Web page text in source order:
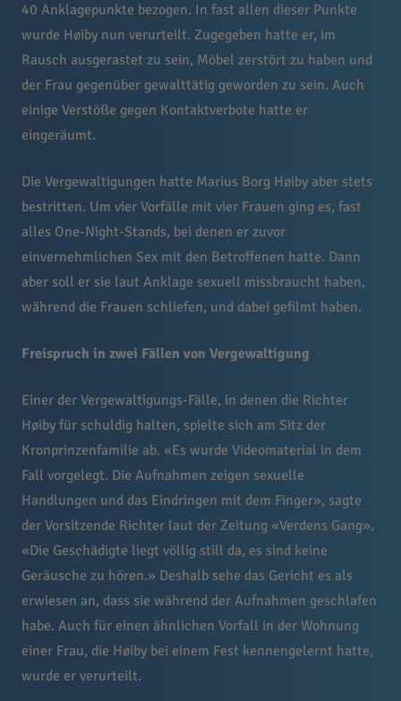
40 Anklagepunkte bezogen. In fast allen dieser Punkte
wurde Høiby nun verurteilt. Zugegeben hatte er, im
Rausch ausgerastet zu sein, Möbel zerstört zu haben und
der Frau gegenüber gewalttätig geworden zu sein. Auch
einige Verstöße gegen Kontaktverbote hatte er
eingeräumt.
Die Vergewaltigungen hatte Marius Borg Høiby aber stets
bestritten. Um vier Vorfälle mit vier Frauen ging es, fast
alles One-Night-Stands, bei denen er zuvor
einvernehmlichen Sex mit den Betroffenen hatte. Dann
aber soll er sie laut Anklage sexuell missbraucht haben,
während die Frauen schliefen, und dabei gefilmt haben.
Freispruch in zwei Fällen von Vergewaltigung
Einer der Vergewaltigungs-Fälle, in denen die Richter
Høiby für schuldig halten, spielte sich am Sitz der
Kronprinzenfamilie ab. «Es wurde Videomaterial in dem
Fall vorgelegt. Die Aufnahmen zeigen sexuelle
Handlungen und das Eindringen mit dem Finger», sagte
der Vorsitzende Richter laut der Zeitung «Verdens Gang».
«Die Geschädigte liegt völlig still da, es sind keine
Geräusche zu hören.» Deshalb sehe das Gericht es als
erwiesen an, dass sie während der Aufnahmen geschlafen
habe. Auch für einen ähnlichen Vorfall in der Wohnung
einer Frau, die Høiby bei einem Fest kennengelernt hatte,
wurde er verurteilt.